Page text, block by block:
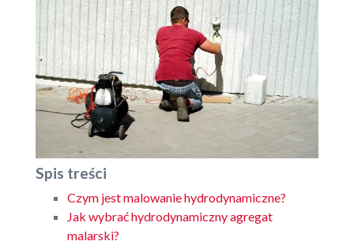
Spis treści
Czym jest malowanie hydrodynamiczne?
Jak wybrać hydrodynamiczny agregat
malarski?